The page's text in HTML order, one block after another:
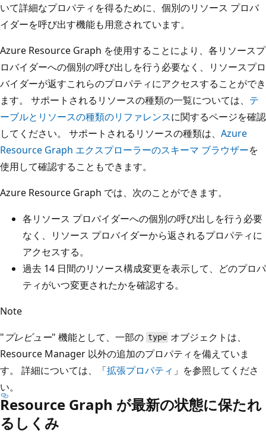
いて詳細なプロパティを得るために、個別のリソース プロバ
イダーを呼び出す機能も用意されています。
Azure Resource Graph を使用することにより、各リソースプ
ロバイダーへの個別の呼び出しを行う必要なく、リソースプロ
バイダーが返すこれらのプロパティにアクセスすることができ
ます。 サポートされるリソースの種類の一覧については、 テ
ーブルとリソースの種類のリファレンスに関するページを確認
してください。 サポートされるリソースの種類は、 Azure
Resource Graph エクスプローラーのスキーマ ブラウザーを
使用して確認することもできます。
Azure Resource Graph では、次のことができます。
各リソース プロバイダーへの個別の呼び出しを行う必要
なく、リソース プロバイダーから返されるプロパティに
アクセスする。
過去 14 日間のリソース構成変更を表示して、どのプロパ
ティがいつ変更されたかを確認する。
Note
"プレビュー" 機能として、一部の type オブジェクトは、
Resource Manager 以外の追加のプロパティを備えていま
す。 詳細については、「拡張プロパティ 」を参照してくださ
い。
Resource Graph が最新の状態に保たれ
るしくみ